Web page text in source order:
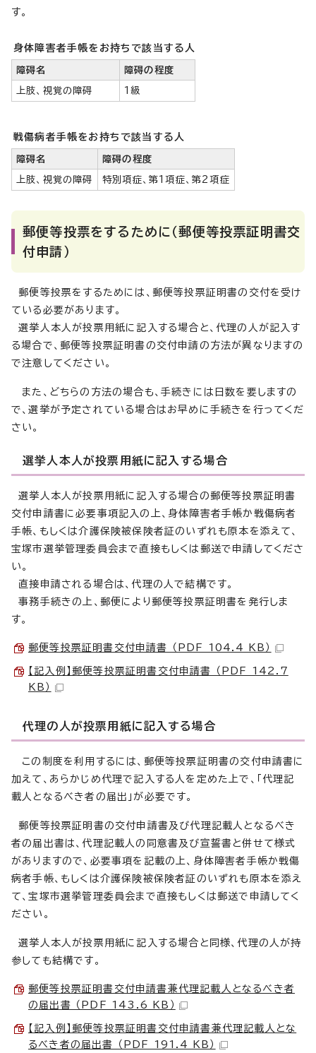
す。
身体障害者手帳をお持ちで該当する人
障碍名 障碍の程度
上肢、視覚の障碍 1級
戦傷病者手帳をお持ちで該当する人
障碍名 障碍の程度
上肢、視覚の障碍 特別項症、第1項症、第2項症
郵便等投票をするために（郵便等投票証明書交
付申請）
郵便等投票をするためには、郵便等投票証明書の交付を受け
ている必要があります。
選挙人本人が投票用紙に記入する場合と、代理の人が記入す
る場合で、郵便等投票証明書の交付申請の方法が異なりますの
で注意してください。
また、どちらの方法の場合も、手続きには日数を要しますの
で、選挙が予定されている場合はお早めに手続きを行ってくだ
さい。
選挙人本人が投票用紙に記入する場合
選挙人本人が投票用紙に記入する場合の郵便等投票証明書
交付申請書に必要事項記入の上、身体障害者手帳か戦傷病者
手帳、もしくは介護保険被保険者証のいずれも原本を添えて、
宝塚市選挙管理委員会まで直接もしくは郵送で申請してくださ
い。
直接申請される場合は、代理の人で結構です。
事務手続きの上、郵便により郵便等投票証明書を発行しま
す。
郵便等投票証明書交付申請書 （PDF 104.4 KB）
【記入例】郵便等投票証明書交付申請書 （PDF 142.7
KB）
代理の人が投票用紙に記入する場合
この制度を利用するには、郵便等投票証明書の交付申請書に
加えて、あらかじめ代理で記入する人を定めた上で、「代理記
載人となるべき者の届出」が必要です。
郵便等投票証明書の交付申請書及び代理記載人となるべき
者の届出書は、代理記載人の同意書及び宣誓書と併せて様式
がありますので、必要事項を記載の上、身体障害者手帳か戦傷
病者手帳、もしくは介護保険被保険者証のいずれも原本を添え
て、宝塚市選挙管理委員会まで直接もしくは郵送で申請してく
ださい。
選挙人本人が投票用紙に記入する場合と同様、代理の人が持
参しても結構です。
郵便等投票証明書交付申請書兼代理記載人となるべき者
の届出書 （PDF 143.6 KB）
【記入例】郵便等投票証明書交付申請書兼代理記載人とな
るべき者の届出書 （PDF 191.4 KB）